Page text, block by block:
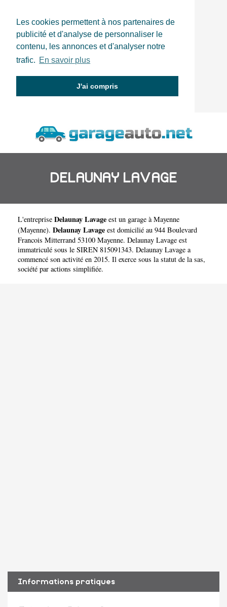
Les cookies permettent à nos partenaires de
publicité et d'analyse de personnaliser le
contenu, les annonces et d'analyser notre
trafic. En savoir plus
J'ai compris
DELAUNAY LAVAGE
L'entreprise Delaunay Lavage est un garage à Mayenne
(Mayenne). Delaunay Lavage est domicilié au 944 Boulevard
Francois Mitterrand 53100 Mayenne. Delaunay Lavage est
immatriculé sous le SIREN 815091343. Delaunay Lavage a
commencé son activité en 2015. Il exerce sous la statut de la sas,
société par actions simplifiée.
Informations pratiques